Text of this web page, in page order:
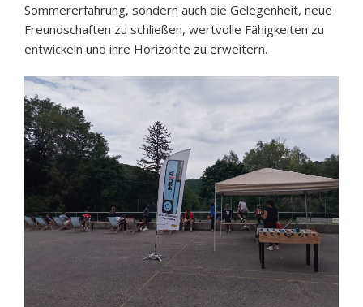
Sommererfahrung, sondern auch die Gelegenheit, neue
Freundschaften zu schließen, wertvolle Fähigkeiten zu
entwickeln und ihre Horizonte zu erweitern.